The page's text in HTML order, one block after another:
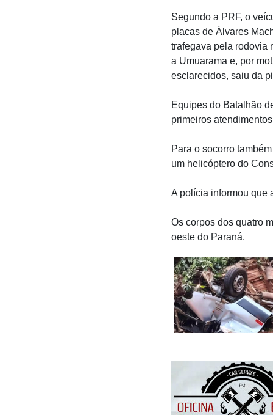
Segundo a PRF, o
placas de Álvares
trafegava pela rodovia
a Umuarama e, por
esclarecidos, saiu da
Equipes do Batalhão
primeiros
Para o socorro
um helicóptero do
A polícia informou que
Os corpos dos quatro
oeste do Paraná.